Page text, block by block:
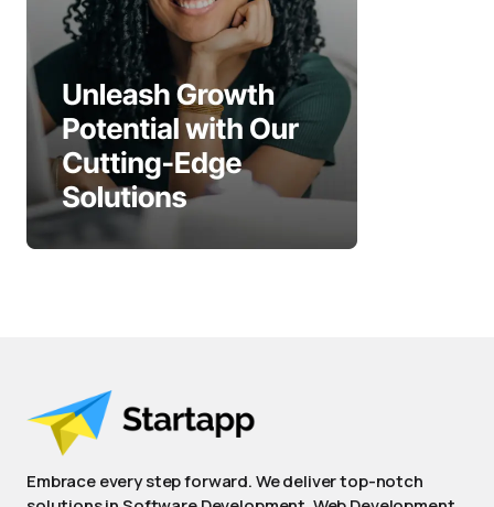
Embrace every step forward. We deliver top-notch